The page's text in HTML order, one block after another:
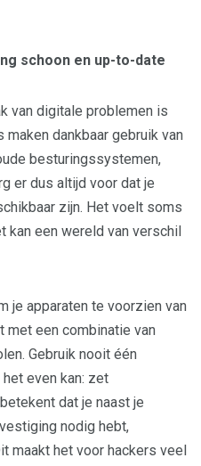
schoon en up-to-date
van digitale problemen is
dankbaar gebruik van
besturingssystemen,
er dus altijd voor dat je
zijn. Het voelt soms
kan een wereld van verschil
je apparaten te voorzien van
een combinatie van
Gebruik nooit één
even kan: zet
dat je naast je
nodig hebt,
maakt het voor hackers veel